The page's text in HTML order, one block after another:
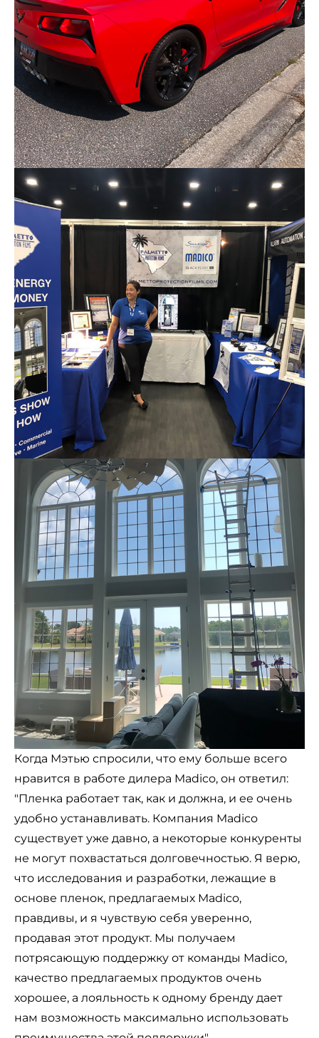
Когда Мэтью спросили, что ему больше всего
нравится в работе дилера Madico, он ответил:
"Пленка работает так, как и должна, и ее очень
удобно устанавливать. Компания Madico
существует уже давно, а некоторые конкуренты
не могут похвастаться долговечностью. Я верю,
что исследования и разработки, лежащие в
основе пленок, предлагаемых Madico,
правдивы, и я чувствую себя уверенно,
продавая этот продукт. Мы получаем
потрясающую поддержку от команды Madico,
качество предлагаемых продуктов очень
хорошее, а лояльность к одному бренду дает
нам возможность максимально использовать